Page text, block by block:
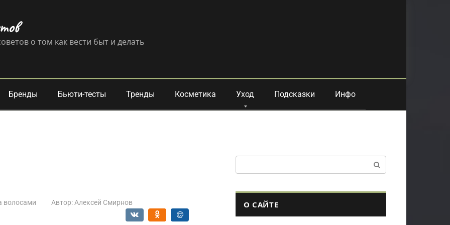
о том как вести быт и делать
Бренды Бьюти-тесты Тренды Косметика Уход Подсказки Инфо
волосами Автор: Алексей Смирнов О САЙТЕ